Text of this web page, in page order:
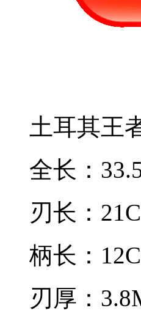
土耳其王
全长：
刃长：
柄长：
刃厚：